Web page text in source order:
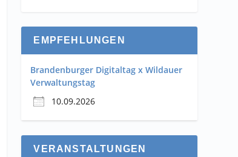
EMPFEHLUNGEN
Brandenburger Digitaltag x Wildauer
Verwaltungstag
10.09.2026
VERANSTALTUNGEN